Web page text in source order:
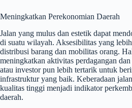
Meningkatkan Perekonomian Daerah
Jalan yang mulus dan estetik dapat
di suatu wilayah. Aksesibilitas yang
distribusi barang dan mobilitas orang.
meningkatkan aktivitas perdagangan
atau investor pun lebih tertarik untuk
infrastruktur yang baik. Keberadaan
kualitas tinggi menjadi indikator
daerah.